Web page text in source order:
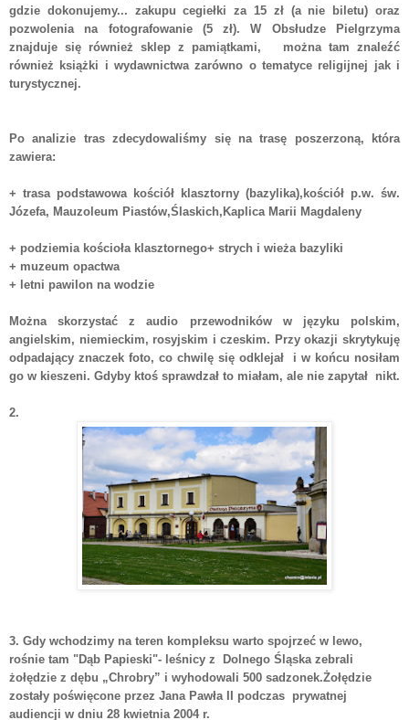
gdzie dokonujemy... zakupu cegiełki za 15 zł (a nie biletu) oraz
pozwolenia na fotografowanie (5 zł). W Obsłudze Pielgrzyma
znajduje się również sklep z pamiątkami, można tam znaleźć
również książki i wydawnictwa zarówno o tematyce religijnej jak i
turystycznej.
Po analizie tras zdecydowaliśmy się na trasę poszerzoną, która
zawiera:
+ trasa podstawowa kościół klasztorny (bazylika), kościół p.w. św.
Józefa, Mauzoleum Piastów,Ślaskich,Kaplica Marii Magdaleny
+ podziemia kościoła klasztornego+ strych i wieża bazyliki
+ muzeum opactwa
+ letni pawilon na wodzie
Można skorzystać z audio przewodników w języku polskim,
angielskim, niemieckim, rosyjskim i czeskim. Przy okazji skrytykuję
odpadający znaczek foto, co chwilę się odklejał i w końcu nosiłam
go w kieszeni. Gdyby ktoś sprawdzał to miałam, ale nie zapytał nikt.
2.
3. Gdy wchodzimy na teren kompleksu warto spojrzeć w lewo,
rośnie tam "Dąb Papieski"- leśnicy z Dolnego Śląska zebrali
żołędzie z dębu „Chrobry” i wyhodowali 500 sadzonek.Żołędzie
zostały poświęcone przez Jana Pawła II podczas prywatnej
audiencji w dniu 28 kwietnia 2004 r.